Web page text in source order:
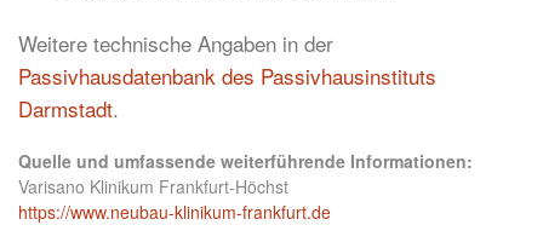
Weitere technische Angaben in der
Passivhausdatenbank des Passivhausinstituts
Darmstadt.
Quelle und umfassende weiterführende Informationen:
Varisano Klinikum Frankfurt-Höchst
https://www.neubau-klinikum-frankfurt.de